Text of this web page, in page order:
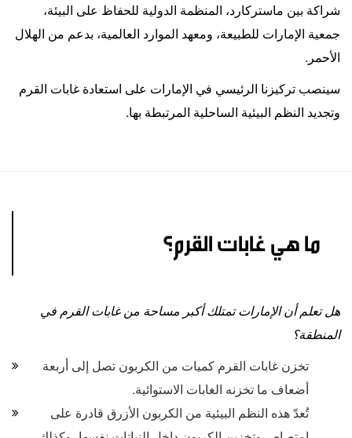
شراكة بين ماستركارد، المنظمة الدولية للحفاظ على البيئة،
جمعية الإمارات للطبيعة، ومعهد الموارد العالمية، بدعم من الهلال
الأحمر .
سينصب تركيزنا الرئيسي في الإمارات على استعادة غابات القرم
وتجديد النظم البيئية الساحلية المرتبطة بها.
ما هي غابات القرم؟
هل تعلم أن الإمارات تمتلك أكبر مساحة من غابات القرم في
المنطقة؟
تخزن غابات القرم كميات من الكربون تصل إلى أربعة
أضعاف ما تخزنه الغابات الاستوائية.
تُعدّ هذه النظم البيئية من الكربون الأزرق قادرة على